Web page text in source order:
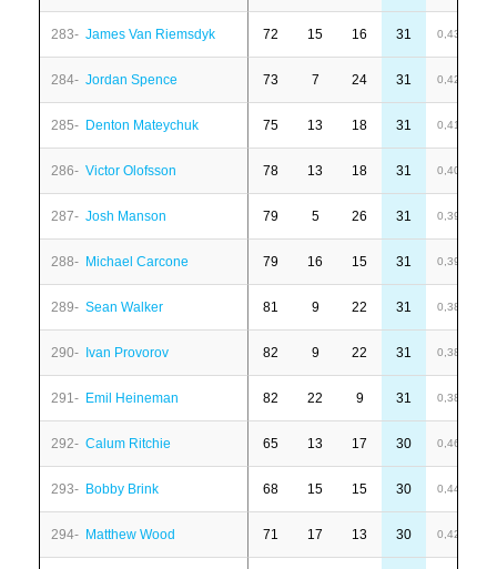
283- James Van Riemsdyk 72 15 16 31 0,43
284- Jordan Spence 73 7 24 31 0,42
285- Denton Mateychuk 75 13 18 31 0,41
286- Victor Olofsson 78 13 18 31 0,40
287- Josh Manson 79 5 26 31 0,39
288- Michael Carcone 79 16 15 31 0,39
289- Sean Walker 81 9 22 31 0,38
290- Ivan Provorov 82 9 22 31 0,38
291- Emil Heineman 82 22 9 31 0,38
292- Calum Ritchie 65 13 17 30 0,46
293- Bobby Brink 68 15 15 30 0,44
294- Matthew Wood 71 17 13 30 0,42